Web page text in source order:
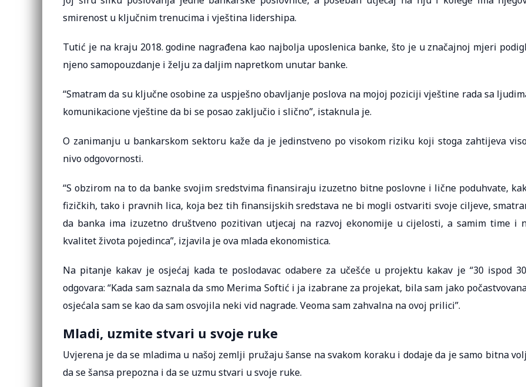
smirenost u ključnim trenucima i vještina lidershipa.
Tutić je na kraju 2018. godine nagrađena kao najbolja uposlenica banke, što je u značajnoj mjeri
njeno samopouzdanje i želju za daljim napretkom unutar banke.
“Smatram da su ključne osobine za uspješno obavljanje poslova na mojoj poziciji vještine rada sa
komunikacione vještine da bi se posao zaključio i slično”, istaknula je.
O zanimanju u bankarskom sektoru kaže da je jedinstveno po visokom riziku koji stoga zahtijeva
nivo odgovornosti.
“S obzirom na to da banke svojim sredstvima finansiraju izuzetno bitne poslovne i lične poduhvate,
fizičkih, tako i pravnih lica, koja bez tih finansijskih sredstava ne bi mogli ostvariti svoje ciljeve,
da banka ima izuzetno društveno pozitivan utjecaj na razvoj ekonomije u cijelosti, a samim time i
kvalitet života pojedinca”, izjavila je ova mlada ekonomistica.
Na pitanje kakav je osjećaj kada te poslodavac odabere za učešće u projektu kakav je “30 ispod
odgovara: “Kada sam saznala da smo Merima Softić i ja izabrane za projekat, bila sam jako
osjećala sam se kao da sam osvojila neki vid nagrade. Veoma sam zahvalna na ovoj prilici”.
Mladi, uzmite stvari u svoje ruke
Uvjerena je da se mladima u našoj zemlji pružaju šanse na svakom koraku i dodaje da je samo bitna
da se šansa prepozna i da se uzmu stvari u svoje ruke.